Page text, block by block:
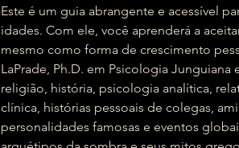
Este é um guia abrangente e acessível
idades. Com ele, você aprenderá a
mesmo como forma de crescimento
LaPrade, Ph.D. em Psicologia
religião, história, psicologia analítica,
clínica, histórias pessoais de colegas,
personalidades famosas e eventos